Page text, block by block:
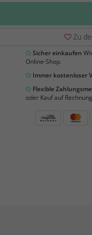
Zu
Sicher einkaufen
Online-Shop.
Immer kostenloser
Flexible
oder Kauf auf Rechnung